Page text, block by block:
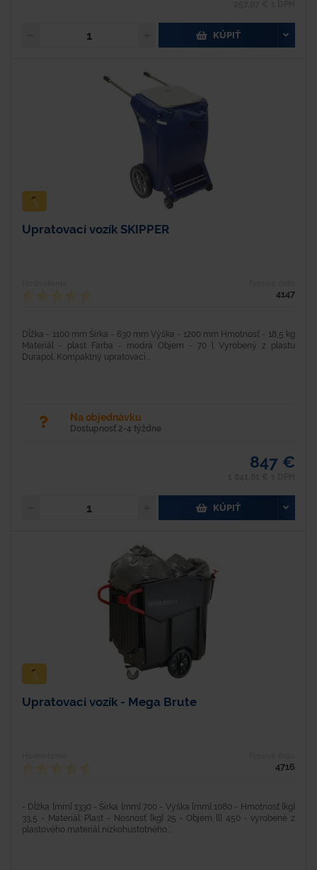
KÚPIŤ
Upratovací vozík SKIPPER
4147
Dĺžka - 1100 mm Šírka - 630 mm Výška - 1200 mm Hmotnosť - 18,5 kg
Materiál - plast Farba - modrá Objem - 70 l Vyrobený z plastu
Durapol. Kompaktný upratovací...
Na objednávku
Dostupnosť 2-4 týždne
847 €
KÚPIŤ
Upratovací vozík - Mega Brute
4716
- Dĺžka [mm] 1330 - Šírka [mm] 700 - Výška [mm] 1080 - Hmotnosť [kg]
33,5 - Materiál: Plast - Nosnosť [kg] 25 - Objem [l] 450 - vyrobené z
plastového materiál nízkohustotného...